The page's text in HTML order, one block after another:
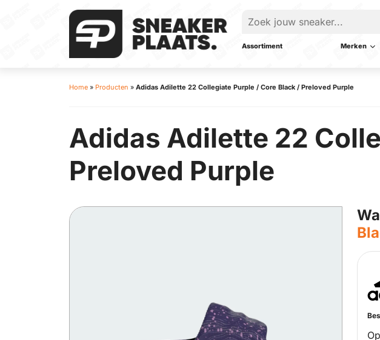
Assortiment Merken
Home » Producten » Adidas Adilette 22 Collegiate Purple / Core Black / Preloved Purple
Adidas Adilette 22
Preloved Purple